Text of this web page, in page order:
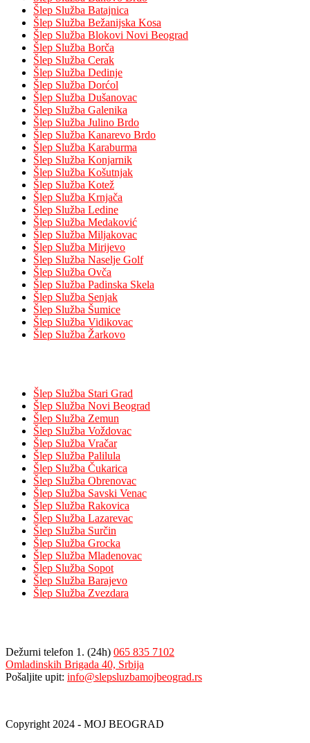
Šlep Služba Batajnica
Šlep Služba Bežanijska Kosa
Šlep Služba Blokovi Novi Beograd
Šlep Služba Borča
Šlep Služba Cerak
Šlep Služba Dedinje
Šlep Služba Dorćol
Šlep Služba Dušanovac
Šlep Služba Galenika
Šlep Služba Julino Brdo
Šlep Služba Kanarevo Brdo
Šlep Služba Karaburma
Šlep Služba Konjarnik
Šlep Služba Košutnjak
Šlep Služba Kotež
Šlep Služba Krnjača
Šlep Služba Ledine
Šlep Služba Medaković
Šlep Služba Miljakovac
Šlep Služba Mirijevo
Šlep Služba Naselje Golf
Šlep Služba Ovča
Šlep Služba Padinska Skela
Šlep Služba Senjak
Šlep Služba Šumice
Šlep Služba Vidikovac
Šlep Služba Žarkovo
Šlep Služba Stari Grad
Šlep Služba Novi Beograd
Šlep Služba Zemun
Šlep Služba Voždovac
Šlep Služba Vračar
Šlep Služba Palilula
Šlep Služba Čukarica
Šlep Služba Obrenovac
Šlep Služba Savski Venac
Šlep Služba Rakovica
Šlep Služba Lazarevac
Šlep Služba Surčin
Šlep Služba Grocka
Šlep Služba Mladenovac
Šlep Služba Sopot
Šlep Služba Barajevo
Šlep Služba Zvezdara
Dežurni telefon 1. (24h) 065 835 7102
Omladinskih Brigada 40, Srbija
Pošaljite upit: info@slepsluzbamojbeograd.rs
Copyright 2024 - MOJ BEOGRAD